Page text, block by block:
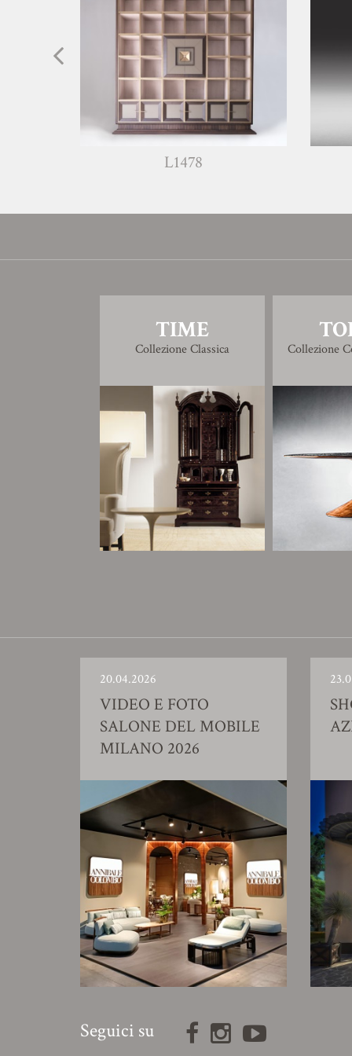
TIME
Collezione Classica Collezione
20.04.2026
VIDEO E FOTO
SALONE DEL MOBILE
MILANO 2026
Seguici su